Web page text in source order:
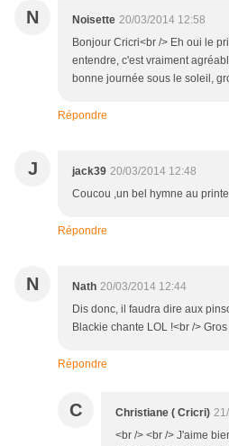
N Noisette 20/03/2014 12:58
Bonjour Cricri<br /> Eh oui le
entendre, c'est vraiment
bonne journée sous le soleil,
Répondre
J jack39 20/03/2014 12:48
Coucou ,un bel hymne au
Répondre
N Nath 20/03/2014 12:44
Dis donc, il faudra dire aux
Blackie chante LOL !<br />
Répondre
C Christiane ( Cricri)
<br /> <br /> J'aime